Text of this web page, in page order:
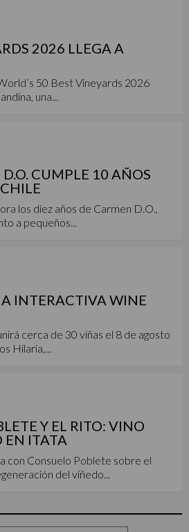
2026 LLEGA A
50 Best Vineyards 2026
una...
CUMPLE 10 AÑOS
los diez años de Carmen D.O.,
a pequeños...
INTERACTIVA WINE
cerca de 30 viñas el 8 de agosto
Hilaria,...
Y EL RITO: VINO
EN ITATA
con Consuelo Poblete sobre el
del viñedo...